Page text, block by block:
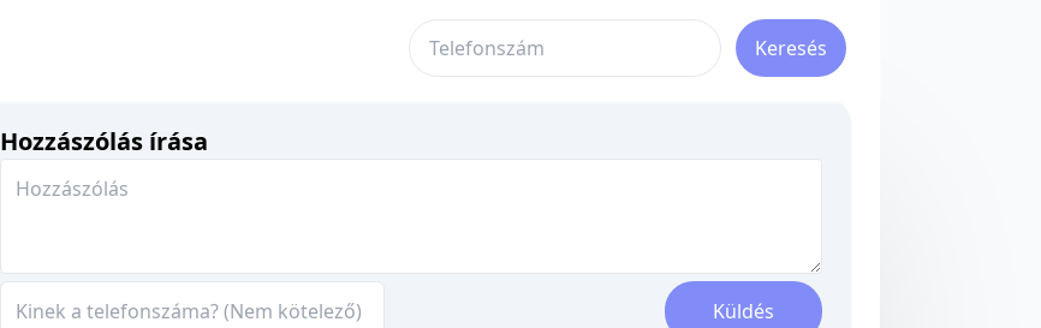
Keresés
Hozzászólás írása
Küldés